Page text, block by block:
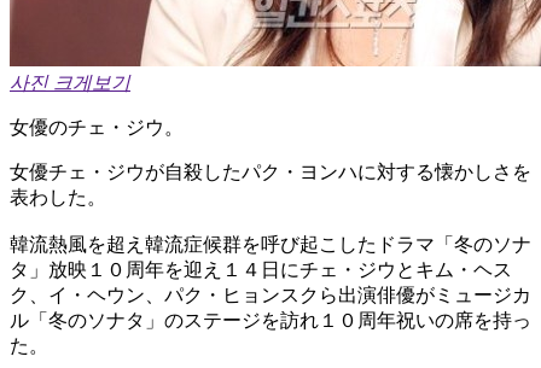
사진 크게보기
女優のチェ・ジウ。
女優チェ・ジウが自殺したパク・ヨンハに対する懐かしさを
表わした。
韓流熱風を超え韓流症候群を呼び起こしたドラマ「冬のソナ
タ」放映１０周年を迎え１４日にチェ・ジウとキム・ヘス
ク、イ・ヘウン、パク・ヒョンスクら出演俳優がミュージカ
ル「冬のソナタ」のステージを訪れ１０周年祝いの席を持っ
た。